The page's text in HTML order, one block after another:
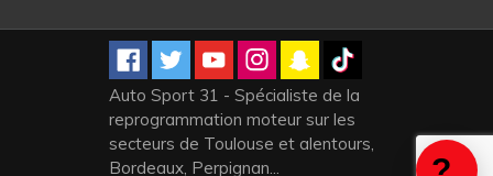
Auto Sport 31 - Spécialiste de la
reprogrammation moteur sur les
secteurs de Toulouse et alentours,
Bordeaux, Perpignan...